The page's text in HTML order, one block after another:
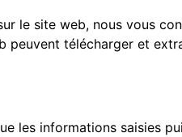
le site web, nous vous
peuvent télécharger et
les informations saisies